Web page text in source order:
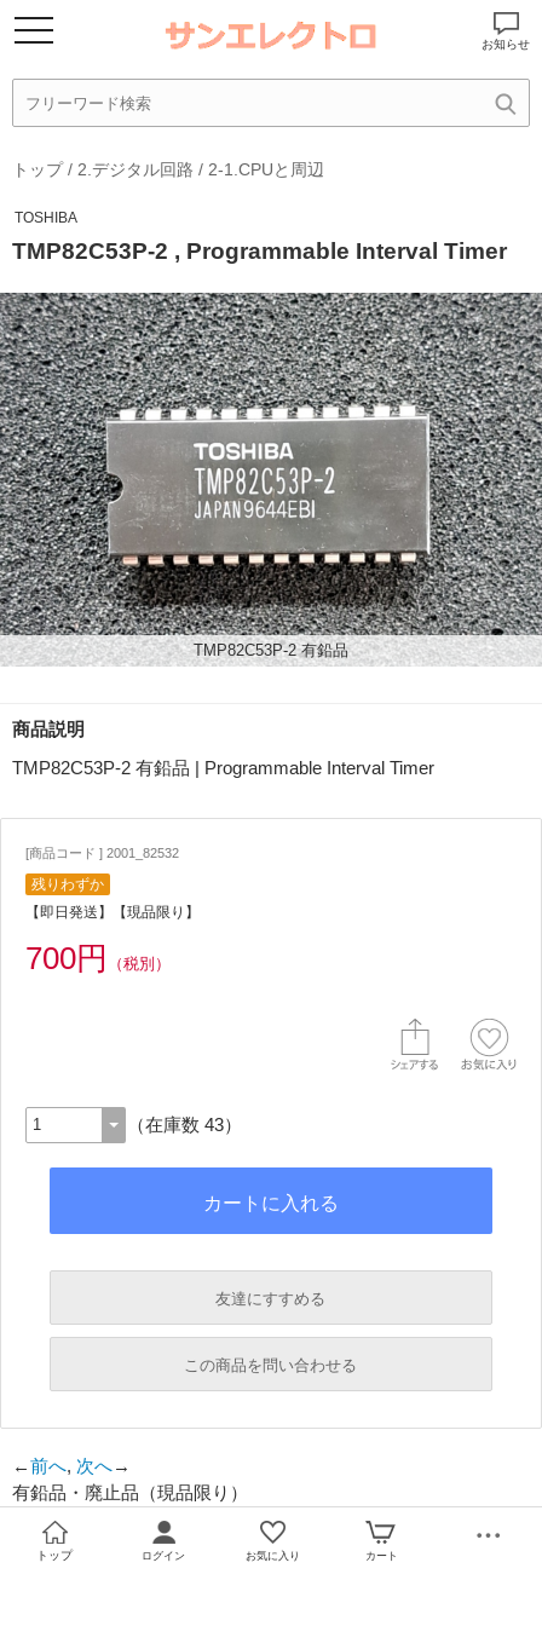
お知らせ
トップ/ 2.デジタル回路 / 2-1.CPUと周辺
TOSHIBA
TMP82C53P-2 , Programmable Interval Timer
TMP82C53P-2 有鉛品
商品説明
TMP82C53P-2 有鉛品 | Programmable Interval Timer
[商品コード ] 2001_82532
残りわずか
【即日発送】【現品限り】
700円 （税別）
（在庫数 43）
友達にすすめる
必須
必須
この商品を問い合わせる
←前へ, 次へ→
有鉛品・廃止品（現品限り）
トップ ログイン お気に入り カート